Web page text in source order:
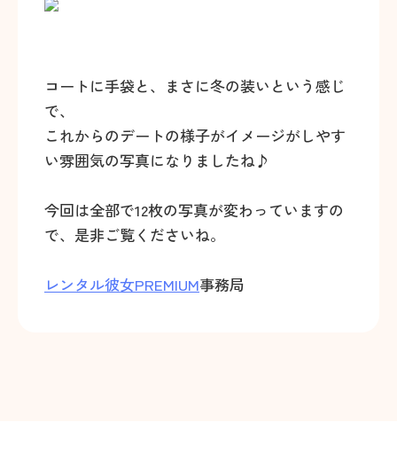
コートに手袋と、まさに冬の装いという感じ
で、
これからのデートの様子がイメージがしやす
い雰囲気の写真になりましたね♪
今回は全部で12枚の写真が変わっていますの
で、是非ご覧くださいね。
レンタル彼女PREMIUM事務局